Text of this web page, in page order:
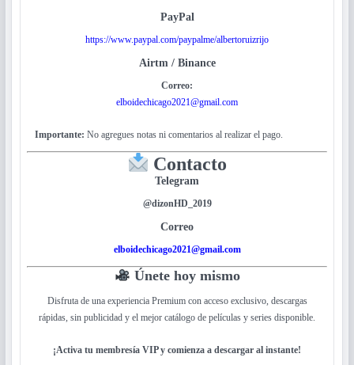
PayPal
https://www.paypal.com/paypalme/albertoruizrijo
Airtm / Binance
Correo:
elboidechicago2021@gmail.com
Importante: No agregues notas ni comentarios al realizar el pago.
Contacto
Telegram
@dizonHD_2019
Correo
elboidechicago2021@gmail.com
Únete hoy mismo
Disfruta de una experiencia Premium con acceso exclusivo, descargas
rápidas, sin publicidad y el mejor catálogo de películas y series disponible.
¡Activa tu membresía VIP y comienza a descargar al instante!